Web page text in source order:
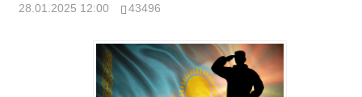
28.01.2025 12:00 43496